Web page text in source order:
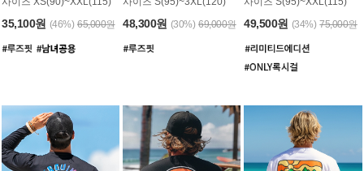
35,100원 (46%) 65,000원 48,300원 (30%) 69,000원 49,500원 (34%) 75,000원